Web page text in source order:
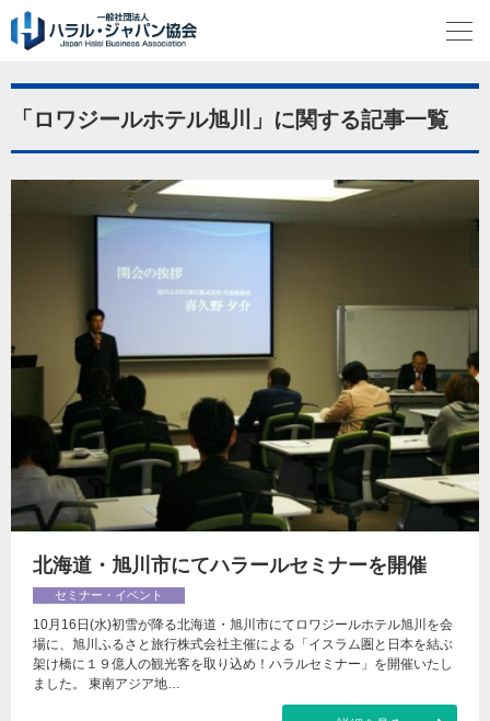
「ロワジールホテル旭川」に関する記事一覧
北海道・旭川市にてハラールセミナーを開催
セミナー・イベント
10月16日(水)初雪が降る北海道・旭川市にてロワジールホテル旭川を会
場に、旭川ふるさと旅行株式会社主催による「イスラム圏と日本を結ぶ
架け橋に１９億人の観光客を取り込め！ハラルセミナー」を開催いたし
ました。 東南アジア地…